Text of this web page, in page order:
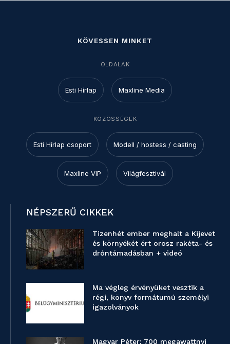
KÖVESSEN MINKET
OLDALAK
Esti Hírlap Maxline Media
KÖZÖSSÉGEK
Esti Hírlap csoport Modell / hostess / casting
Maxline VIP Világfesztivál
NÉPSZERŰ CIKKEK
Tizenhét ember meghalt a Kijevet
és környékét ért orosz rakéta- és
dróntámadásban + videó
Ma végleg érvényüket vesztik a
régi, könyv formátumú személyi
igazolványok
Magyar Péter: 700 megawattnyi